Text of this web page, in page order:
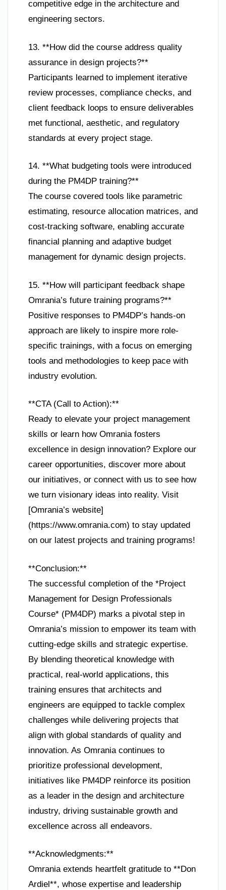
competitive edge in the architecture and
engineering sectors.
13. **How did the course address quality
assurance in design projects?**
Participants learned to implement iterative
review processes, compliance checks, and
client feedback loops to ensure deliverables
met functional, aesthetic, and regulatory
standards at every project stage.
14. **What budgeting tools were introduced
during the PM4DP training?**
The course covered tools like parametric
estimating, resource allocation matrices, and
cost-tracking software, enabling accurate
financial planning and adaptive budget
management for dynamic design projects.
15. **How will participant feedback shape
Omrania’s future training programs?**
Positive responses to PM4DP’s hands-on
approach are likely to inspire more role-
specific trainings, with a focus on emerging
tools and methodologies to keep pace with
industry evolution.
**CTA (Call to Action):**
Ready to elevate your project management
skills or learn how Omrania fosters
excellence in design innovation? Explore our
career opportunities, discover more about
our initiatives, or connect with us to see how
we turn visionary ideas into reality. Visit
[Omrania’s website]
(https://www.omrania.com) to stay updated
on our latest projects and training programs!
**Conclusion:**
The successful completion of the *Project
Management for Design Professionals
Course* (PM4DP) marks a pivotal step in
Omrania’s mission to empower its team with
cutting-edge skills and strategic expertise.
By blending theoretical knowledge with
practical, real-world applications, this
training ensures that architects and
engineers are equipped to tackle complex
challenges while delivering projects that
align with global standards of quality and
innovation. As Omrania continues to
prioritize professional development,
initiatives like PM4DP reinforce its position
as a leader in the design and architecture
industry, driving sustainable growth and
excellence across all endeavors.
**Acknowledgments:**
Omrania extends heartfelt gratitude to **Don
Ardiel**, whose expertise and leadership